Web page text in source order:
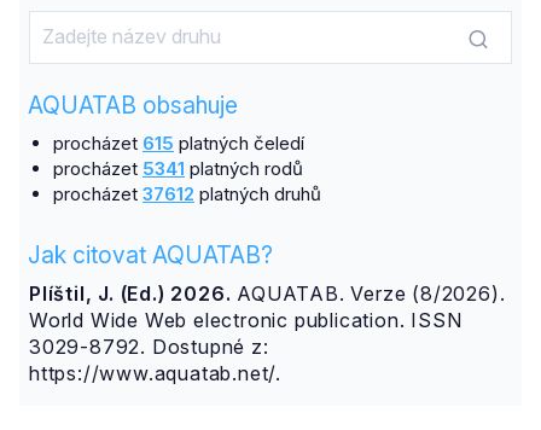
AQUATAB obsahuje
procházet 615 platných čeledí
procházet 5341 platných rodů
procházet 37612 platných druhů
Jak citovat AQUATAB?
Plíštil, J. (Ed.) 2026. AQUATAB. Verze (8/2026).
World Wide Web electronic publication. ISSN
3029-8792. Dostupné z:
https://www.aquatab.net/.